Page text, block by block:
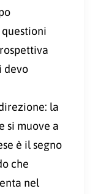
devo
la
si muove a
è il segno
che
nel